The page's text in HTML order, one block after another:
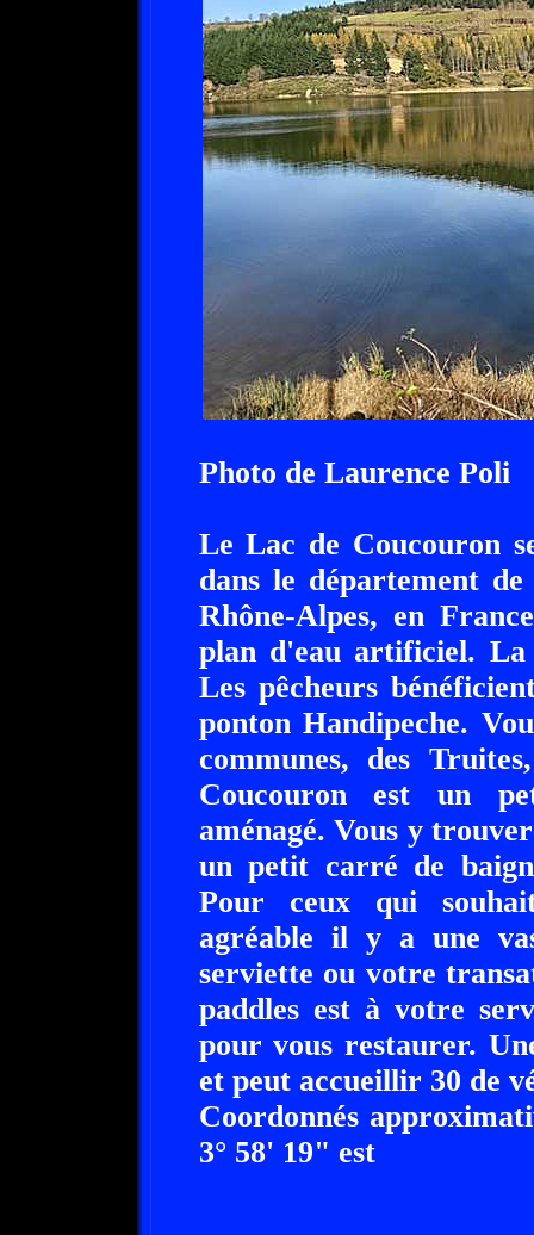
Photo de Laurence Poli
Le Lac de Coucouron
dans le département
Rhône-Alpes, en
plan d'eau artificiel.
Les pêcheurs
ponton Handipeche.
communes, des
Coucouron est un
aménagé. Vous y
un petit carré de
Pour ceux qui
agréable il y a une
serviette ou votre
paddles est à votre
pour vous restaurer.
et peut accueillir 30 de
Coordonnés
3° 58' 19" est